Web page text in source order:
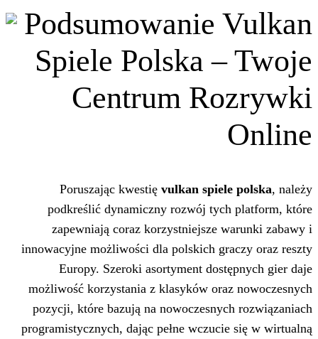
Spiele Polska
Centrum
Poruszając kwestięvulkan
podkreślić dynamiczny rozwój
zapewniają coraz korzystniejsze
innowacyjne możliwości dla polskich
Europy. Szeroki asortyment
możliwość korzystania z klasyków
pozycji, które bazują na
programistycznych, dając pełne